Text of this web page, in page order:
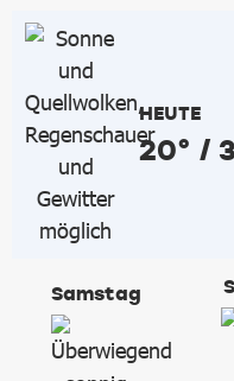
HEUTE
20° /
Samstag